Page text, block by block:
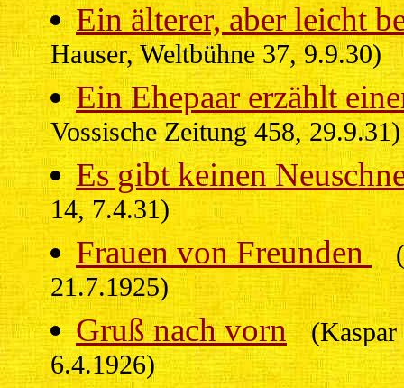
Ein älterer, aber leicht
Hauser, Weltbühne 37, 9.9.30)
Ein Ehepaar erzählt
Vossische Zeitung 458, 29.9.31)
Es gibt keinen
14, 7.4.31)
Frauen von Freunden
21.7.1925)
Gruß nach vorn
(Kaspar
6.4.1926)